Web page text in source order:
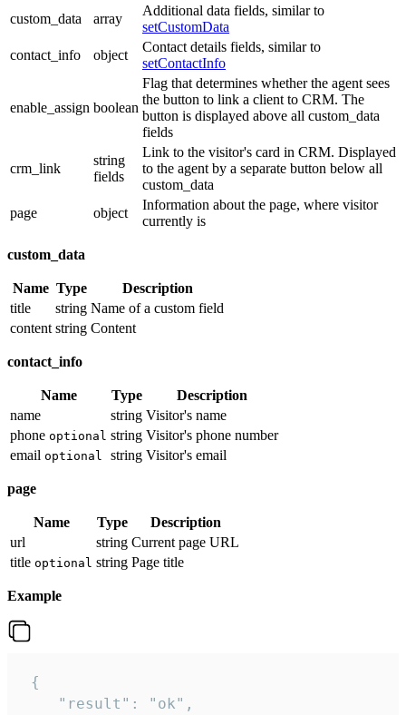
custom_data
array
Additional data fields, similar to
setCustomData
contact_info
object
Contact details fields, similar to
setContactInfo
enable_assign boolean
Flag that determines whether the agent sees
the button to link a client to CRM. The
button is displayed above all custom_data
fields
crm_link
string
fields
Link to the visitor's card in CRM. Displayed
to the agent by a separate button below all
custom_data
page
object
Information about the page, where visitor
currently is
custom_data
Name Type
Description
title
string Name of a custom field
content string Content
contact_info
Name Type
Description
name
string Visitor's name
phone optional string Visitor's phone number
email optional string Visitor's email
page
Name Type
Description
url
string Current page URL
title optional string Page title
Example
{
    "result": "ok",